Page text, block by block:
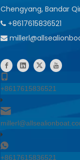
Chengyang, Bandar
 +8617615836521

+8617615836521
+8617615836521